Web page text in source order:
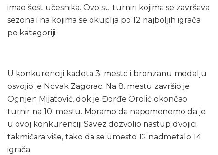
imao šest učesnika. Ovo su turniri kojima se završava
sezona i na kojima se okuplja po 12 najboljih igrača
po kategoriji.
U konkurenciji kadeta 3. mesto i bronzanu medalju
osvojio je Novak Zagorac. Na 8. mestu završio je
Ognjen Mijatović, dok je Đorđe Orolić okončao
turnir na 10. mestu. Moramo da napomenemo da je
u ovoj konkurenciji Savez dozvolio nastup dvojici
takmičara više, tako da se umesto 12 nadmetalo 14
igrača.